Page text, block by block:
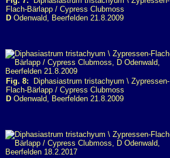
Flach-Bärlapp / Cypress Clubmoss
D Odenwald, Beerfelden 21.8.2009
Fig. 8: Diphasiastrum tristachyum \ Zypressen-
Flach-Bärlapp / Cypress Clubmoss
D Odenwald, Beerfelden 21.8.2009